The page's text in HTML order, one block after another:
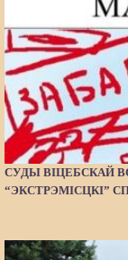
СУДЫ ВІЦЕБСКАЙ
“ЭКСТРЭМІСЦКІ”